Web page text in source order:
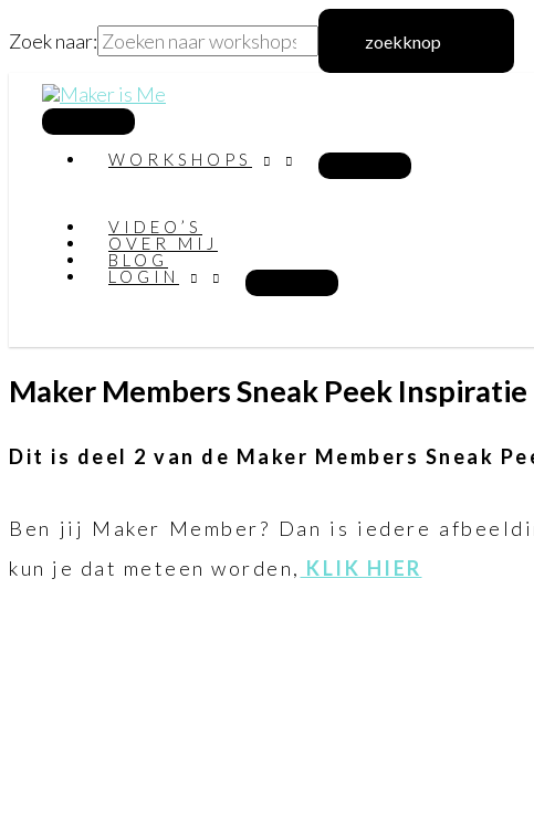
Zoek naar: zoekknop
naar
hoofdmenu
WORKSHOPS
VIDEO’S
OVER MIJ
BLOG
LOGIN
Maker Members Sneak Peek Inspiratie
Dit is deel 2 van de Maker Members Sneak
Ben jij Maker Member? Dan is iedere
kun je dat meteen worden, KLIK HIER